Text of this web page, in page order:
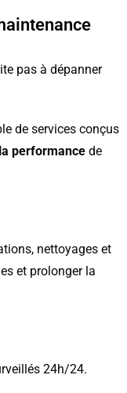
pas à dépanner
de services conçus
performance de
nettoyages et
et prolonger la
24h/24.